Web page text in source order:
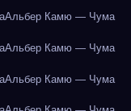
Альбер Камю — Чума
Альбер Камю — Чума
Альбер Камю — Чума